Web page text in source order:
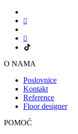
O NAMA
Poslovnice
Kontakt
Reference
Floor designer
POMOĆ